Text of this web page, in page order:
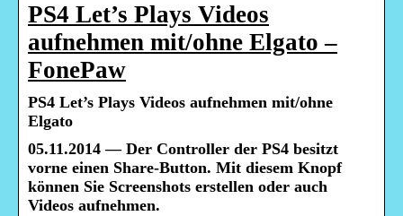
PS4 Let’s Plays Videos
aufnehmen mit/ohne Elgato –
FonePaw
PS4 Let’s Plays Videos aufnehmen mit/ohne
Elgato
05.11.2014 — Der Controller der PS4 besitzt
vorne einen Share-Button. Mit diesem Knopf
können Sie Screenshots erstellen oder auch
Videos aufnehmen.